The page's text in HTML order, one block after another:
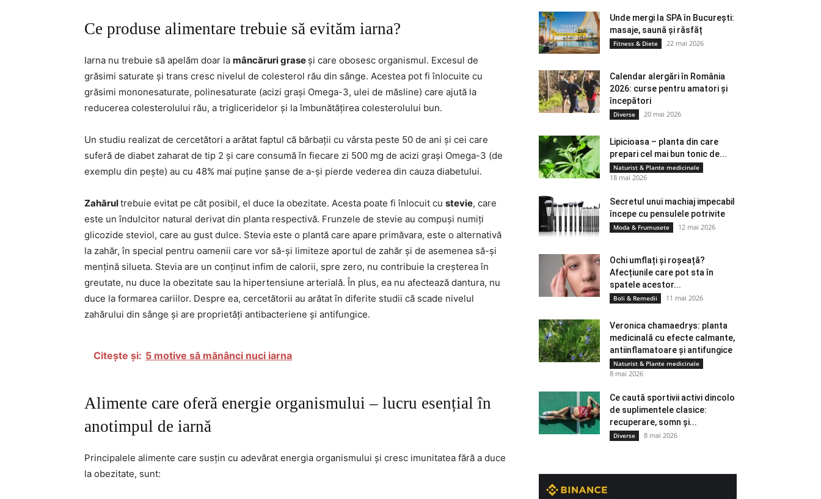
Ce produse alimentare trebuie să evităm iarna?
Iarna nu trebuie să apelăm doar la mâncăruri grase și care obosesc organismul. Excesul de
grăsimi saturate și trans cresc nivelul de colesterol rău din sânge. Acestea pot fi înlocuite cu
grăsimi mononesaturate, polinesaturate (acizi grași Omega-3, ulei de măsline) care ajută la
reducerea colesterolului rău, a trigliceridelor și la îmbunătățirea colesterolului bun.
Un studiu realizat de cercetători a arătat faptul că bărbații cu vârsta peste 50 de ani și cei care
suferă de diabet zaharat de tip 2 și care consumă în fiecare zi 500 mg de acizi grași Omega-3 (de
exemplu din pește) au cu 48% mai puține șanse de a-și pierde vederea din cauza diabetului.
Zahărultrebuie evitat pe cât posibil, el duce la obezitate. Acesta poate fi înlocuit cu stevie, care
este un îndulcitor natural derivat din planta respectivă. Frunzele de stevie au compuși numiți
glicozide steviol, care au gust dulce. Stevia este o plantă care apare primăvara, este o alternativă
la zahăr, în special pentru oamenii care vor să-și limiteze aportul de zahăr și de asemenea să-și
mențină silueta. Stevia are un conținut infim de calorii, spre zero, nu contribuie la creșterea în
greutate, nu duce la obezitate sau la hipertensiune arterială. În plus, ea nu afectează dantura, nu
duce la formarea cariilor. Despre ea, cercetătorii au arătat în diferite studii că scade nivelul
zahărului din sânge și are proprietăți antibacteriene și antifungice.
Citește și: 5 motive să mănânci nuci iarna
Alimente care oferă energie organismului – lucru esențial în
anotimpul de iarnă
Principalele alimente care susțin cu adevărat energia organismului și cresc imunitatea fără a duce
la obezitate, sunt:
Unde mergi la SPA în București:
masaje, saună și răsfăț
Fitness & Diete 22 mai 2026
Calendar alergări în România
2026: curse pentru amatori și
începători
Diverse 20 mai 2026
Lipicioasa – planta din care
prepari cel mai bun tonic de...
Naturist & Plante medicinale
18 mai 2026
Secretul unui machiaj impecabil
începe cu pensulele potrivite
Moda & Frumusete 12 mai 2026
Ochi umflați și roșeață?
Afecțiunile care pot sta în
spatele acestor...
Boli & Remedii 11 mai 2026
Veronica chamaedrys: planta
medicinală cu efecte calmante,
antiinflamatoare și antifungice
Naturist & Plante medicinale
8 mai 2026
Ce caută sportivii activi dincolo
de suplimentele clasice:
recuperare, somn și...
Diverse 8 mai 2026